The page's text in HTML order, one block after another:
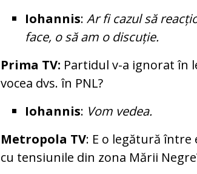
Iohannis:Ar fi cazul să
face, o să am o discuție.
Prima TV: Partidul v-a ignorat în
vocea dvs. în PNL?
Iohannis: Vom vedea.
Metropola TV: E o legătură
cu tensiunile din zona Mării